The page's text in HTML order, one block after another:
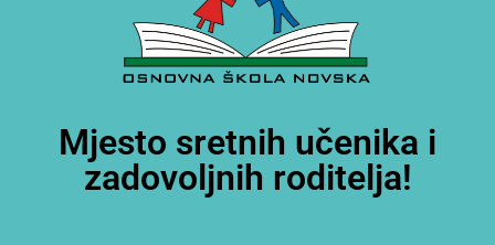
Mjesto sretnih učenika i
zadovoljnih roditelja!